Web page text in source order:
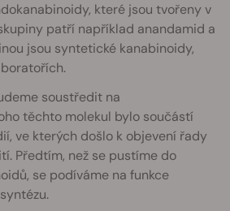
které jsou tvořeny v
patří například anandamid a
jsou syntetické kanabinoidy,
soustředit na
těchto molekul bylo součástí
ve kterých došlo k objevení řady
Předtím, než se pustíme do
se podíváme na funkce